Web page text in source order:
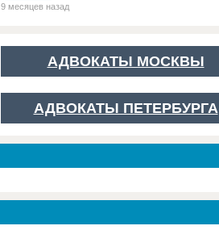
9 месяцев назад
АДВОКАТЫ МОСКВЫ
АДВОКАТЫ ПЕТЕРБУРГА